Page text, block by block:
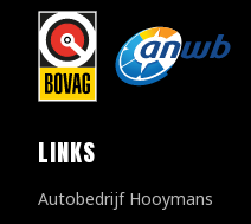
LINKS
Autobedrijf Hooymans